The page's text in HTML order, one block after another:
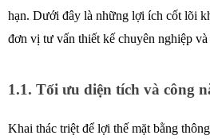
hạn. Dưới đây là những lợi ích cốt lõi
đơn vị tư vấn thiết kế chuyên nghiệp và
1.1. Tối ưu diện tích và công
Khai thác triệt để lợi thế mặt bằng